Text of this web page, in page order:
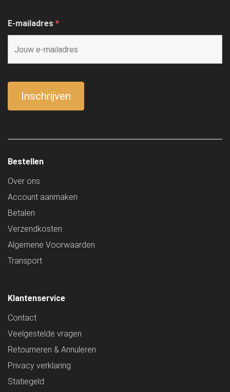
E-mailadres *
Bestellen
Over ons
Account aanmaken
Betalen
Verzendkosten
Algemene Voorwaarden
Transport
Klantenservice
Contact
Veelgestelde vragen
Retourneren & Annuleren
Privacy verklaring
Statiegeld